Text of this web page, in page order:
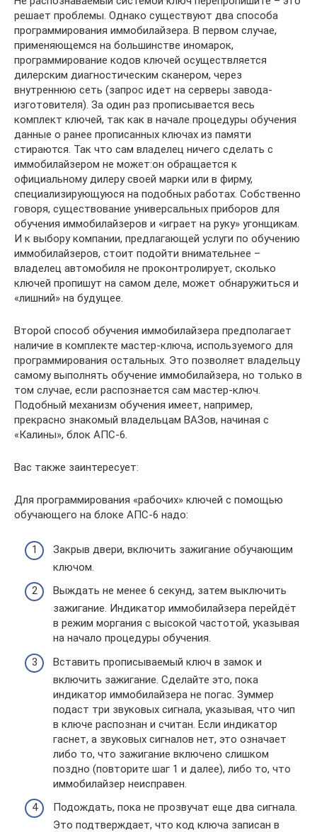
решает проблемы. Однако существуют два способа
программирования иммобилайзера. В первом случае,
применяющемся на большинстве иномарок,
программирование кодов ключей осуществляется
дилерским диагностическим сканером, через
внутреннюю сеть (запрос идет на серверы завода-
изготовителя). За один раз прописывается весь
комплект ключей, так как в начале процедуры обучения
данные о ранее прописанных ключах из памяти
стираются. Так что сам владелец ничего сделать с
иммобилайзером не может:он обращается к
официальному дилеру своей марки или в фирму,
специализирующуюся на подобных работах. Собственно
говоря, существование универсальных приборов для
обучения иммобилайзеров и «играет на руку» угонщикам.
И к выбору компании, предлагающей услуги по обучению
иммобилайзеров, стоит подойти внимательнее –
владелец автомобиля не проконтролирует, сколько
ключей пропишут на самом деле, может обнаружиться и
«лишний» на будущее.
Второй способ обучения иммобилайзера предполагает
наличие в комплекте мастер-ключа, используемого для
программирования остальных. Это позволяет владельцу
самому выполнять обучение иммобилайзера, но только в
том случае, если распознается сам мастер-ключ.
Подобный механизм обучения имеет, например,
прекрасно знакомый владельцам ВАЗов, начиная с
«Калины», блок АПС-6.
Вас также заинтересует:
Для программирования «рабочих» ключей с помощью
обучающего на блоке АПС-6 надо:
Закрыв двери, включить зажигание обучающим
ключом.
Выждать не менее 6 секунд, затем выключить
зажигание. Индикатор иммобилайзера перейдёт
в режим моргания с высокой частотой, указывая
на начало процедуры обучения.
Вставить прописываемый ключ в замок и
включить зажигание. Сделайте это, пока
индикатор иммобилайзера не погас. Зуммер
подаст три звуковых сигнала, указывая, что чип
в ключе распознан и считан. Если индикатор
гаснет, а звуковых сигналов нет, это означает
либо то, что зажигание включено слишком
поздно (повторите шаг 1 и далее), либо то, что
иммобилайзер неисправен.
Подождать, пока не прозвучат еще два сигнала.
Это подтверждает, что код ключа записан в